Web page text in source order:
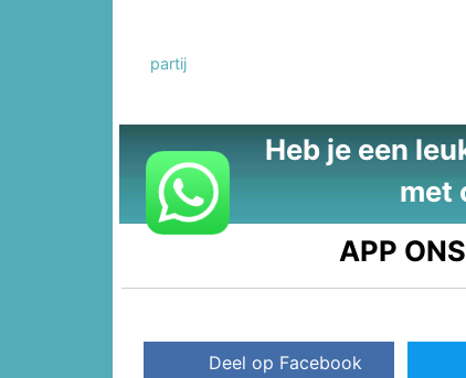
partij
Heb je een
met
APP
Deel op Facebook